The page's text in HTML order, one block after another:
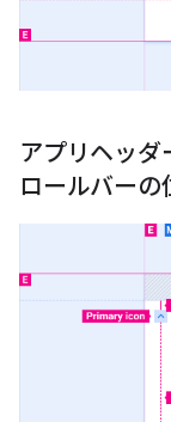
アプリヘッダ
ロールバーの